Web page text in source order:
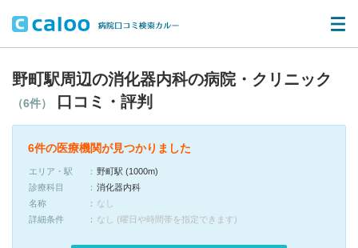
野町駅周辺の消化器内科の病院・クリニック
（6件） 口コミ・評判
6件の医療機関が見つかりました
エリア・駅
野町駅 (1000m)
診療科目
消化器内科
名称
なし
詳細条件
なし (曜日や時間帯を指定できます)